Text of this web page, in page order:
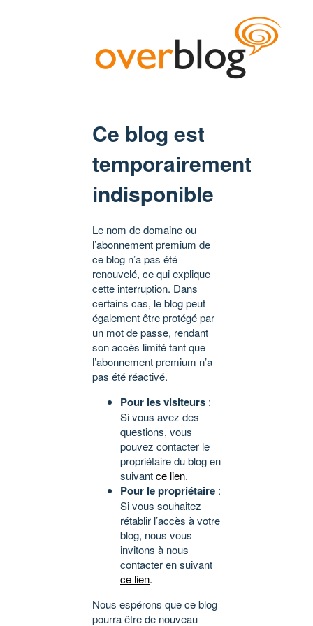
Ce blog est
temporairement
indisponible
Le nom de domaine ou
l’abonnement premium de
ce blog n’a pas été
renouvelé, ce qui explique
cette interruption. Dans
certains cas, le blog peut
également être protégé par
un mot de passe, rendant
son accès limité tant que
l’abonnement premium n’a
pas été réactivé.
Pour les visiteurs :
Si vous avez des
questions, vous
pouvez contacter le
propriétaire du blog en
suivantce lien.
Pour le propriétaire :
Si vous souhaitez
rétablir l’accès à votre
blog, nous vous
invitons à nous
contacter en suivant
ce lien.
Nous espérons que ce blog
pourra être de nouveau